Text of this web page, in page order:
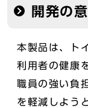
開発の
本製品は、ト
利用者の健康
職員の強い負
を軽減しよう